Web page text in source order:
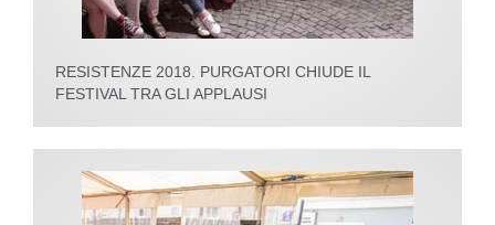
RESISTENZE 2018. PURGATORI CHIUDE IL
FESTIVAL TRA GLI APPLAUSI